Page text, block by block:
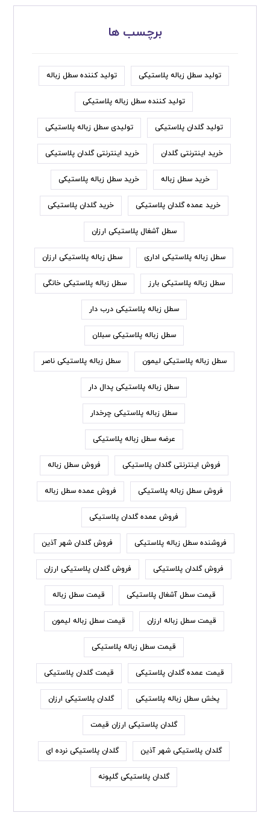
برچسب ها
تولید سطل زباله پلاستیکی تولید کننده سطل زباله
تولید کننده سطل زباله پلاستیکی
تولید گلدان پلاستیکی تولیدی سطل زباله پلاستیکی
خرید اینترنتی گلدان خرید اینترنتی گلدان پلاستیکی
خرید سطل زباله خرید سطل زباله پلاستیکی
خرید عمده گلدان پلاستیکی خرید گلدان پلاستیکی
سطل آشغال پلاستیکی ارزان
سطل زباله پلاستیکی اداری سطل زباله پلاستیکی ارزان
سطل زباله پلاستیکی بارز سطل زباله پلاستیکی خانگی
سطل زباله پلاستیکی درب دار
سطل زباله پلاستیکی سبلان
سطل زباله پلاستیکی لیمون سطل زباله پلاستیکی ناصر
سطل زباله پلاستیکی پدال دار
سطل زباله پلاستیکی چرخدار
عرضه سطل زباله پلاستیکی
فروش اینترنتی گلدان پلاستیکی فروش سطل زباله
فروش سطل زباله پلاستیکی فروش عمده سطل زباله
فروش عمده گلدان پلاستیکی
فروشنده سطل زباله پلاستیکی فروش گلدان شهر آذین
فروش گلدان پلاستیکی فروش گلدان پلاستیکی ارزان
قیمت سطل آشغال پلاستیکی قیمت سطل زباله
قیمت سطل زباله ارزان قیمت سطل زباله لیمون
قیمت سطل زباله پلاستیکی
قیمت عمده گلدان پلاستیکی قیمت گلدان پلاستیکی
پخش سطل زباله پلاستیکی گلدان پلاستیکی ارزان
گلدان پلاستیکی ارزان قیمت
گلدان پلاستیکی شهر آذین گلدان پلاستیکی نرده ای
گلدان پلاستیکی گلپونه